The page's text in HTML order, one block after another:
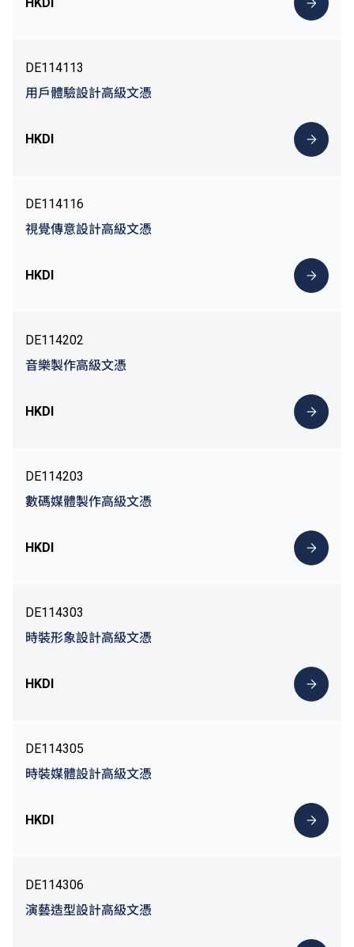
DE114113
用戶體驗設計高級文憑
HKDI
DE114116
視覺傳意設計高級文憑
HKDI
DE114202
音樂製作高級文憑
HKDI
DE114203
數碼媒體製作高級文憑
HKDI
DE114303
時裝形象設計高級文憑
HKDI
DE114305
時裝媒體設計高級文憑
HKDI
DE114306
演藝造型設計高級文憑